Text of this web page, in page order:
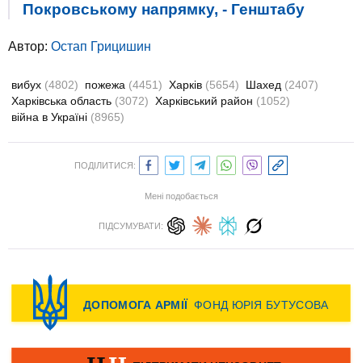
Покровському напрямку, - Генштабу
Автор: Остап Грицишин
вибух (4802) пожежа (4451) Харків (5654) Шахед (2407)
Харківська область (3072) Харківський район (1052)
війна в Україні (8965)
ПОДІЛИТИСЯ:
Мені подобається
ПІДСУМУВАТИ: